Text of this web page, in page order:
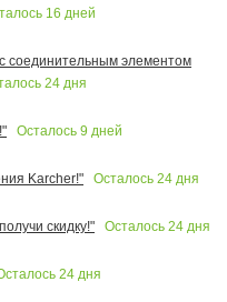
16 дней
соединительным элементом
24 дня
Осталось 9 дней
Karcher!"
Осталось 24 дня
скидку!"
Осталось 24 дня
24 дня